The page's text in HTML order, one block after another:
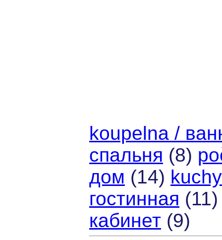
koupelna /
спальня (8)
дом (14)
гостинная
кабинет (9)